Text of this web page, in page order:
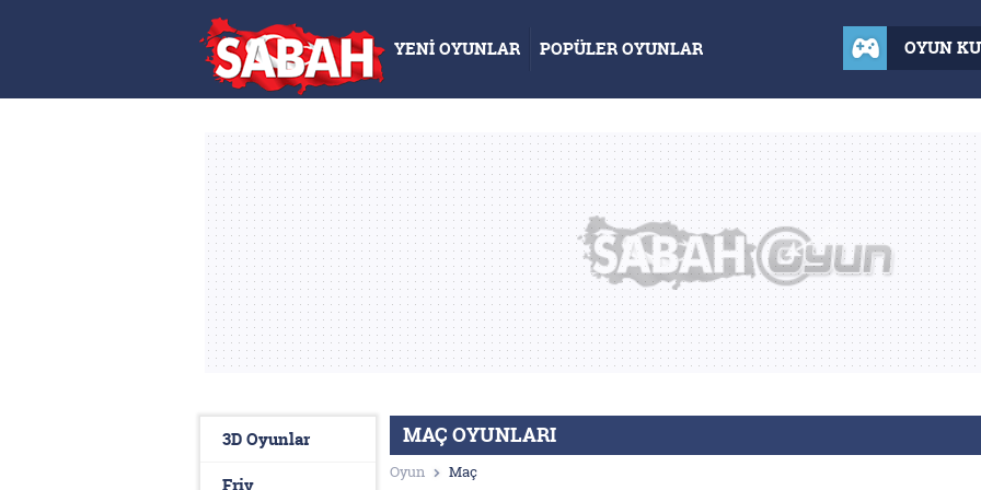
YENİ OYUNLAR POPÜLER OYUNLAR OYUN
3D Oyunlar
Friv
MAÇ OYUNLARI
Oyun Maç